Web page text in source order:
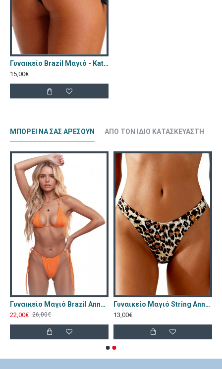
Γυναικείο Brazil Μαγιό - Katia Μαύρο 11334-Black
15,00€
ΜΠΟΡΕΊ ΝΑ ΣΑΣ ΑΡΈΣΟΥΝ ΑΠΌ ΤΟΝ ΊΔΙΟ ΚΑΤΑΣΚΕΥΑΣΤΉ
Γυναικείο Μαγιό Brazil Annamu Πορτοκαλί A-1053
22,00€ 26,00€
Γυναικείο Μαγιό String Annamu Λεοπαρ A-1157
13,00€